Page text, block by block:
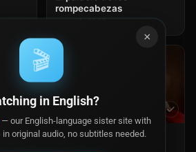
rompecabezas
E3
×
🎬
in English?
our English-language sister site with
original audio, no subtitles needed.